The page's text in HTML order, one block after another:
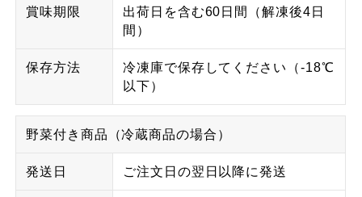
賞味期限
出荷日を含む60日間（解凍後4日
間）
保存方法
冷凍庫で保存してください（-18℃
以下）
野菜付き商品（冷蔵商品の場合）
発送日 ご注文日の翌日以降に発送